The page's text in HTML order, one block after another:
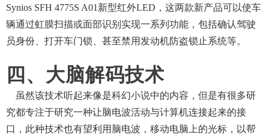
Synios SFH 4775S A01新型红外LED，这两款新产品可以使车
辆通过虹膜扫描或面部识别实现一系列功能，包括确认驾驶
员身份、打开车门锁、甚至禁用发动机防盗锁止系统等。
四、大脑解码技术
虽然该技术听起来像是科幻小说中的内容，但是有很多研
究都专注于研究一种让脑电波活动与计算机连接起来的接
口，此种技术也有望利用脑电波，移动电脑上的光标，以帮